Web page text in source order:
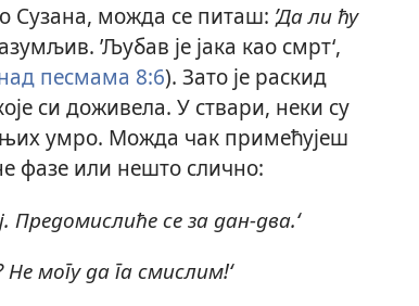
Сузана, можда се питаш: ’Да ли ћу
’Љубав је јака као смрт‘,
песмама 8:6). Зато је раскид
си доживела. У ствари, неки су
њих умро. Можда чак примећујеш
фазе или нешто слично:
Предомислиће се за дан-два.‘
могу да га смислим!‘